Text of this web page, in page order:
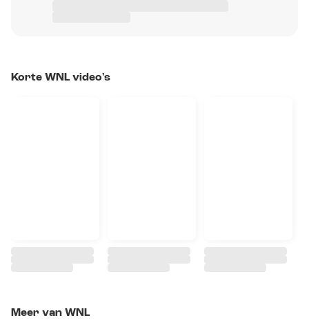
Korte WNL video's
Meer van WNL